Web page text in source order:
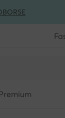
BORSE